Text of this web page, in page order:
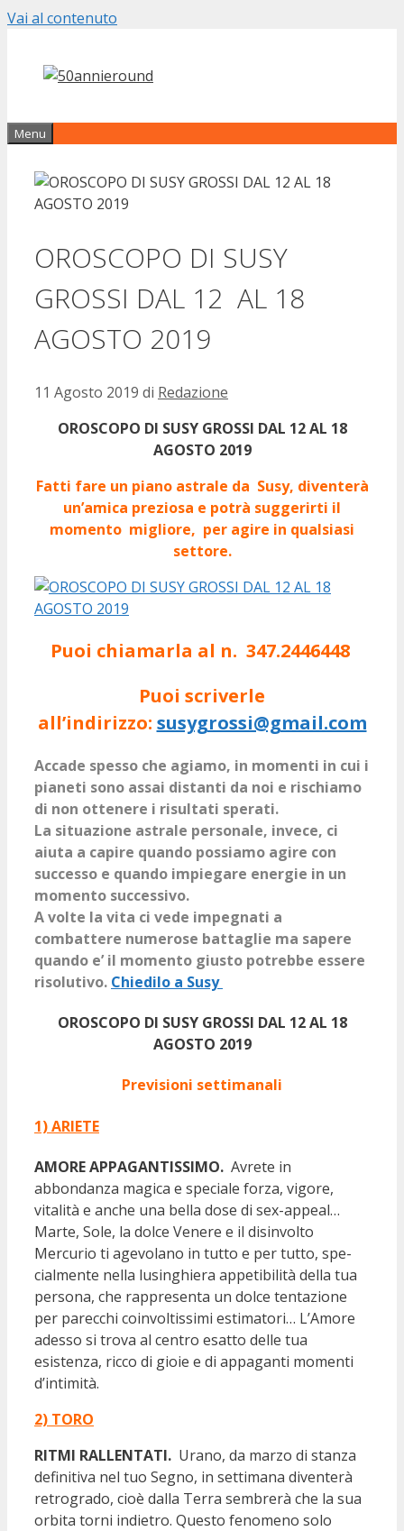
Vai al contenuto
Menu
OROSCOPO DI SUSY
GROSSI DAL 12 AL 18
AGOSTO 2019
11 Agosto 2019 di Redazione
OROSCOPO DI SUSY GROSSI DAL 12 AL 18
AGOSTO 2019
Fatti fare un piano astrale da Susy, diventerà
un’amica preziosa e potrà suggerirti il
momento migliore, per agire in qualsiasi
settore.
Puoi chiamarla al n. 347.2446448
Puoi scriverle
all’indirizzo: susygrossi@gmail.com
Accade spesso che agiamo, in momenti in cui i
pianeti sono assai distanti da noi e rischiamo
di non ottenere i risultati sperati.
La situazione astrale personale, invece, ci
aiuta a capire quando possiamo agire con
successo e quando impiegare energie in un
momento successivo.
A volte la vita ci vede impegnati a
combattere numerose battaglie ma sapere
quando e’ il momento giusto potrebbe essere
risolutivo. Chiedilo a Susy
OROSCOPO DI SUSY GROSSI DAL 12 AL 18
AGOSTO 2019
Previsioni settimanali
1) ARIETE
AMORE APPAGANTISSIMO. Avrete in
abbondanza magica e speciale forza, vigore,
vitalità e anche una bella dose di sex-appeal…
Marte, Sole, la dolce Venere e il disinvolto
Mercurio ti agevolano in tutto e per tutto, spe-
cialmente nella lusinghiera appetibilità della tua
persona, che rappresenta un dolce tentazione
per parecchi coinvoltissimi estimatori… L’Amore
adesso si trova al centro esatto delle tua
esistenza, ricco di gioie e di appaganti momenti
d’intimità.
2) TORO
RITMI RALLENTATI. Urano, da marzo di stanza
definitiva nel tuo Segno, in settimana diventerà
retrogrado, cioè dalla Terra sembrerà che la sua
orbita torni indietro. Questo fenomeno solo